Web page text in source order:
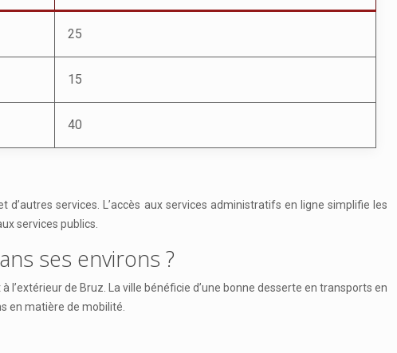
25
15
40
services. L’accès aux services administratifs en ligne simplifie les
services publics.
ses environs ?
de Bruz. La ville bénéficie d’une bonne desserte en transports en
en matière de mobilité.